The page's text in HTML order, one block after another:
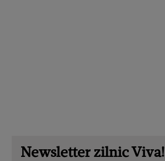
Newsletter zilnic Viva!